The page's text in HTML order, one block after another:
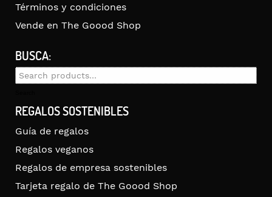
Términos y condiciones
Vende en The Goood Shop
BUSCA:
Search
REGALOS SOSTENIBLES
Guía de regalos
Regalos veganos
Regalos de empresa sostenibles
Tarjeta regalo de The Goood Shop